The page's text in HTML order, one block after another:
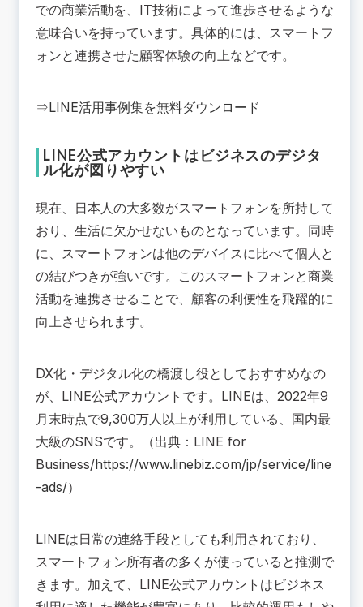
での商業活動を、IT技術によって進歩させるような
意味合いを持っています。具体的には、スマートフ
ォンと連携させた顧客体験の向上などです。
⇒LINE活用事例集を無料ダウンロード
LINE公式アカウントはビジネスのデジタ
ル化が図りやすい
現在、日本人の大多数がスマートフォンを所持して
おり、生活に欠かせないものとなっています。同時
に、スマートフォンは他のデバイスに比べて個人と
の結びつきが強いです。このスマートフォンと商業
活動を連携させることで、顧客の利便性を飛躍的に
向上させられます。
DX化・デジタル化の橋渡し役としておすすめなの
が、LINE公式アカウントです。LINEは、2022年9
月末時点で9,300万人以上が利用している、国内最
大級のSNSです。（出典：LINE for
Business/https://www.linebiz.com/jp/service/line
-ads/）
LINEは日常の連絡手段としても利用されており、
スマートフォン所有者の多くが使っていると推測で
きます。加えて、LINE公式アカウントはビジネス